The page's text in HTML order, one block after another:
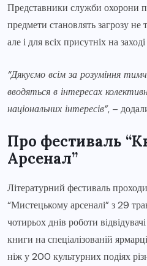
Представники служби охорони
предмети становлять загрозу не
але і для всіх присутніх на
“Дякуємо всім за розуміння
вводяться в інтересах
національних інтересів”, –
Про фестиваль
Арсенал”
Літературний фестиваль
“Мистецькому арсеналі” з 29
чотирьох днів роботи
книги на спеціалізованій
ніж у 200 культурних подіях